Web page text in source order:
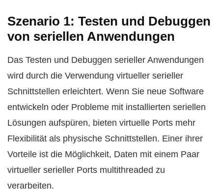
Szenario 1: Testen und Debuggen
von seriellen Anwendungen
Das Testen und Debuggen serieller Anwendungen
wird durch die Verwendung virtueller serieller
Schnittstellen erleichtert. Wenn Sie neue Software
entwickeln oder Probleme mit installierten seriellen
Lösungen aufspüren, bieten virtuelle Ports mehr
Flexibilität als physische Schnittstellen. Einer ihrer
Vorteile ist die Möglichkeit, Daten mit einem Paar
virtueller serieller Ports multithreaded zu
verarbeiten.